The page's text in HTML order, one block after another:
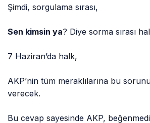
Şimdi, sorgulama sırası,
Sen kimsin ya? Diye sorma sırası
7 Haziran’da halk,
AKP’nin tüm meraklılarına bu
verecek.
Bu cevap sayesinde AKP,